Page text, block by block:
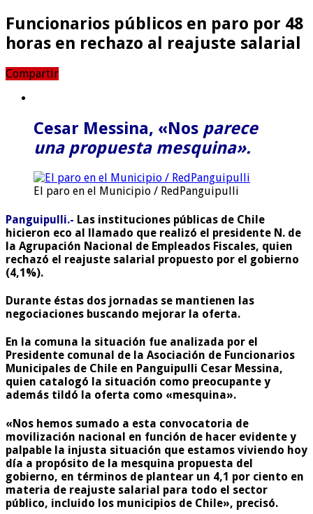
Funcionarios públicos en paro por 48
horas en rechazo al reajuste salarial
Compartir
Cesar Messina, «Nos parece
una propuesta mesquina».
El paro en el Municipio / RedPanguipulli
Panguipulli.- Las instituciones públicas de Chile
hicieron eco al llamado que realizó el presidente N. de
la Agrupación Nacional de Empleados Fiscales, quien
rechazó el reajuste salarial propuesto por el gobierno
(4,1%).
Durante éstas dos jornadas se mantienen las
negociaciones buscando mejorar la oferta.
En la comuna la situación fue analizada por el
Presidente comunal de la Asociación de Funcionarios
Municipales de Chile en Panguipulli Cesar Messina,
quien catalogó la situación como preocupante y
además tildó la oferta como «mesquina».
«Nos hemos sumado a esta convocatoria de
movilización nacional en función de hacer evidente y
palpable la injusta situación que estamos viviendo hoy
día a propósito de la mesquina propuesta del
gobierno, en términos de plantear un 4,1 por ciento en
materia de reajuste salarial para todo el sector
público, incluido los municipios de Chile», precisó.